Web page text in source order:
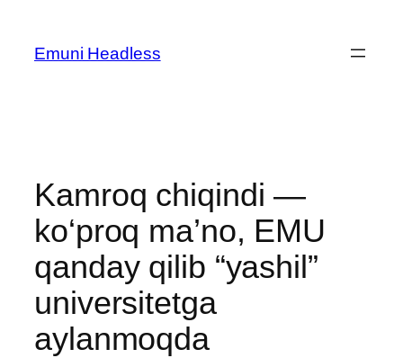
content
Emuni Headless
Kamroq chiqindi —
ko‘proq ma’no, EMU
qanday qilib “yashil”
universitetga
aylanmoqda